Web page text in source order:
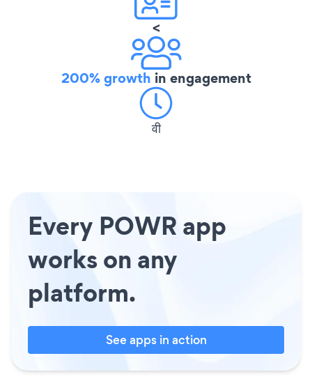
<
200% growth in engagement
वी
Every POWR app
works on any
platform.
See apps in action